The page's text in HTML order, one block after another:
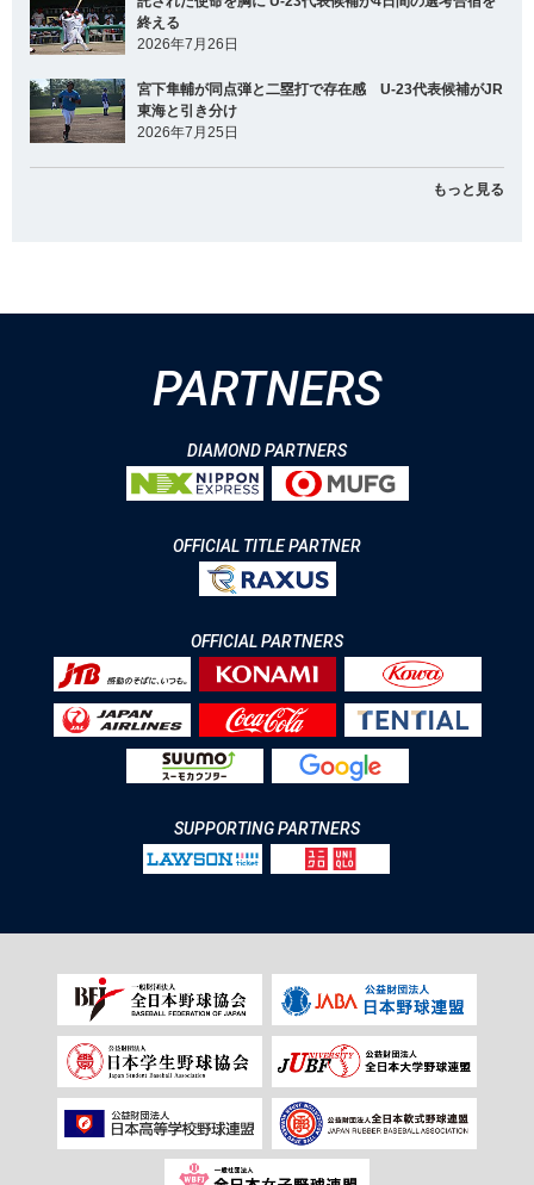
終える
2026年7月26日
宮下隼輔が同点弾と二塁打で存在感 U-23代表候補がJR
東海と引き分け
2026年7月25日
もっと見る
PARTNERS
DIAMOND PARTNERS
OFFICIAL TITLE PARTNER
OFFICIAL PARTNERS
SUPPORTING PARTNERS